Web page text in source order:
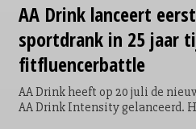
AA Drink lanceert
sportdrank in 25 jaar
fitfluencerbattle
AA Drink heeft op 20 juli de
AA Drink Intensity gelanceerd.